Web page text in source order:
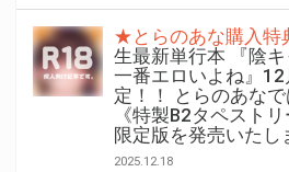
★とらのあな購入
生最新単行本 『陰
一番エロいよね』
定！！ とらのあな
《特製B2タペスト
限定版を発売いたし
2025.12.18